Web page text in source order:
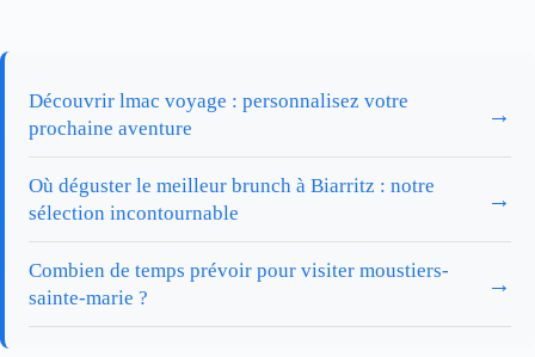
Découvrir lmac voyage : personnalisez votre
prochaine aventure
→
Où déguster le meilleur brunch à Biarritz : notre
sélection incontournable
→
Combien de temps prévoir pour visiter moustiers-
sainte-marie ?
→